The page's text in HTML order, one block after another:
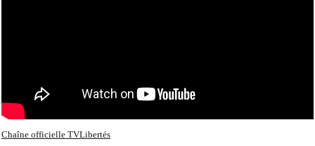
Chaîne officielle TVLibertés